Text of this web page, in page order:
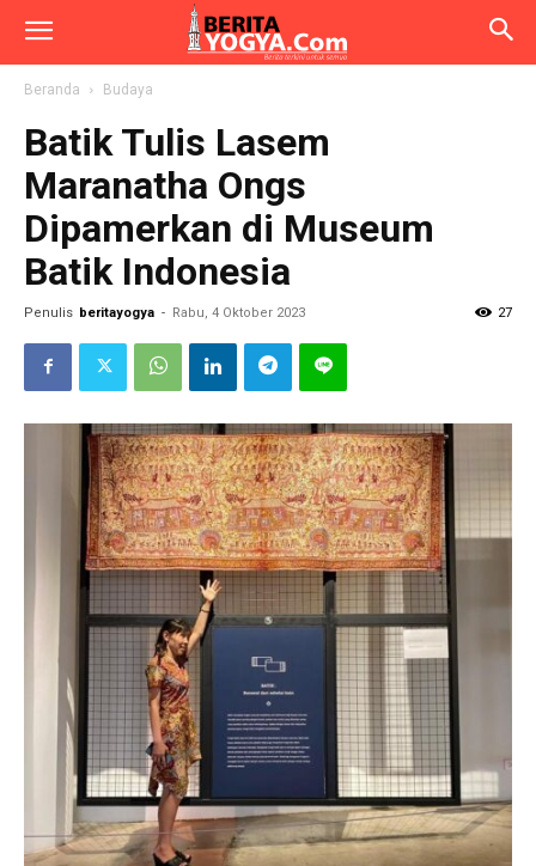
Beranda Budaya
Batik Tulis Lasem
Maranatha Ongs
Dipamerkan di Museum
Batik Indonesia
Penulis beritayogya - Rabu, 4 Oktober 2023 27